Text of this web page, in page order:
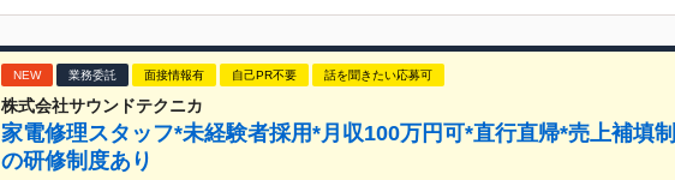
NEW 業務委託 面接情報有 自己PR不要 話を聞きたい応募可
株式会社サウンドテクニカ
家電修理スタッフ*未経験者採用*月収100万円可*直行直帰*売上補填
の研修制度あり